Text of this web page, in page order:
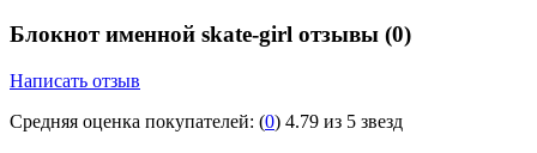
Блокнот именной skate-girl отзывы (0)
Написать отзыв
Средняя оценка покупателей: (0) 4.79 из 5 звезд